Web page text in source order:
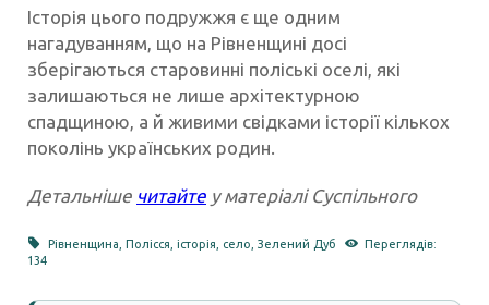
Історія цього подружжя є ще одним
нагадуванням, що на Рівненщині досі
зберігаються старовинні поліські оселі, які
залишаються не лише архітектурною
спадщиною, а й живими свідками історії кількох
поколінь українських родин.
Детальніше читайте у матеріалі Суспільного
Рівненщина, Полісся,історія, село,Зелений Дуб
Переглядів:
134